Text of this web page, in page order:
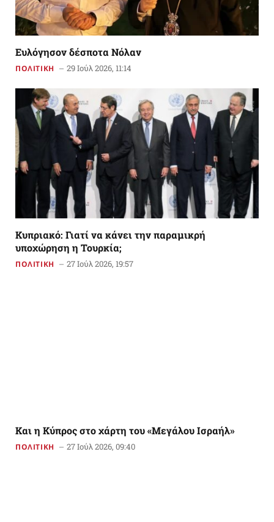
Ευλόγησον δέσποτα Νόλαν
ΠΟΛΙΤΙΚΗ 29 Ιούλ 2026, 11:14
Κυπριακό: Γιατί να κάνει την παραμικρή
υποχώρηση η Τουρκία;
ΠΟΛΙΤΙΚΗ 27 Ιούλ 2026, 19:57
Και η Κύπρος στο χάρτη του «Μεγάλου Ισραήλ»
ΠΟΛΙΤΙΚΗ 27 Ιούλ 2026, 09:40